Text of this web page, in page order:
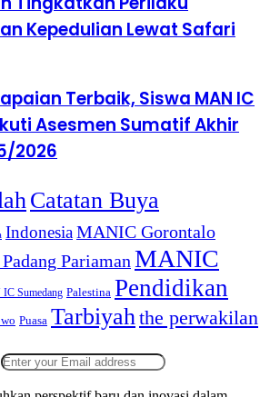
Kepedulian Lewat Safari
Terbaik, Siswa MAN IC
Asesmen Sumatif Akhir
2026
Catatan Buya
IndonesiaMANIC Gorontalo
Pariaman MANIC
Sumedang Palestina Pendidikan
Puasa Tarbiyahthe perwakilan